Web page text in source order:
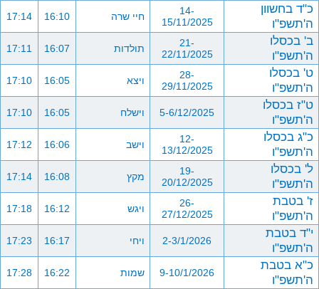
כ"ד בחשוון
ה'תשפ"ו
14-
15/11/2025
חיי שרה 16:10
17:14
ב' בכסלו
ה'תשפ"ו
21-
22/11/2025
תולדות 16:07
17:11
ט' בכסלו
ה'תשפ"ו
28-
29/11/2025
ויצא 16:05
17:10
ט"ז בכסלו
ה'תשפ"ו
5-6/12/2025 וישלח 16:05
17:10
כ"ג בכסלו
ה'תשפ"ו
12-
13/12/2025
וישב 16:06
17:12
ל' בכסלו
ה'תשפ"ו
19-
20/12/2025
מקץ 16:08
17:14
ז' בטבת
ה'תשפ"ו
26-
27/12/2025
ויגש 16:12
17:18
י"ד בטבת
ה'תשפ"ו
2-3/1/2026 ויחי 16:17
17:23
כ"א בטבת
ה'תשפ"ו
9-10/1/2026 שמות 16:22
17:28